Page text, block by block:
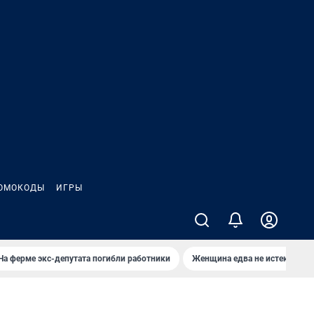
ИГРЫ
На ферме экс-депутата погибли работники Женщина едва не истекла